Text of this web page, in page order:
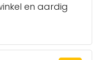
en aardig